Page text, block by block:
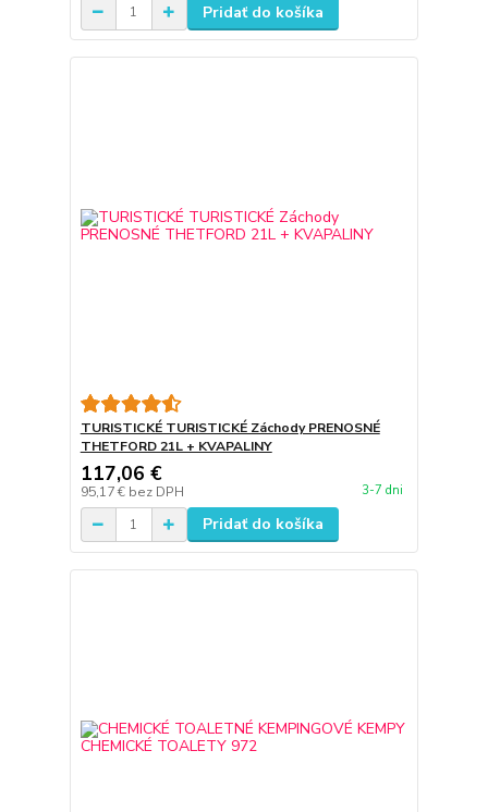
Pridať do košíka
TURISTICKÉ TURISTICKÉ Záchody PRENOSNÉ
THETFORD 21L + KVAPALINY
117,06 €
95,17 € bez DPH 3-7 dni
Pridať do košíka